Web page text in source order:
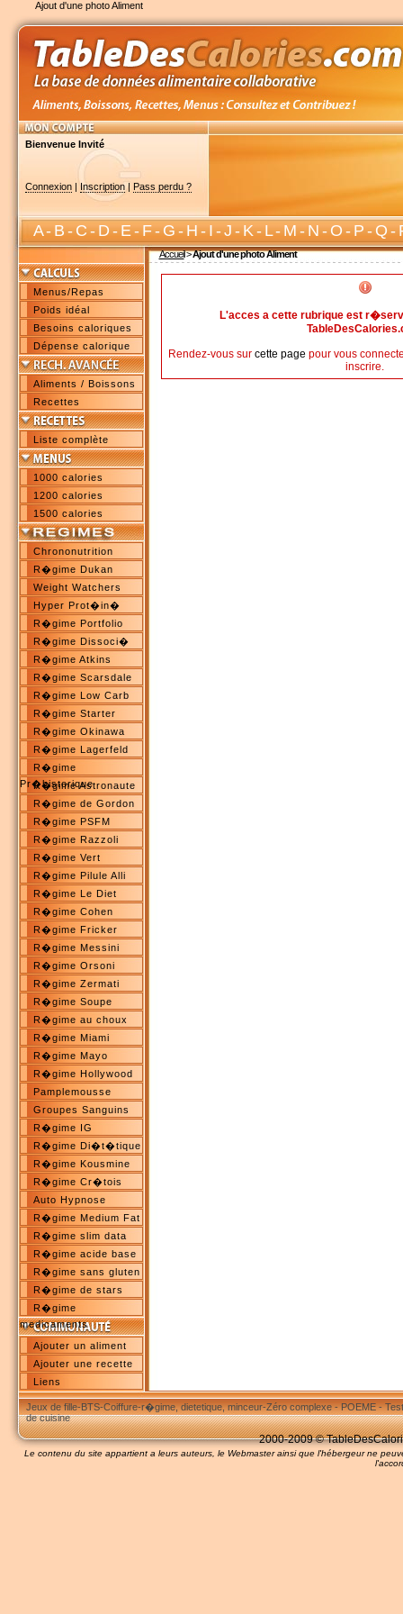
Ajout d'une photo Aliment
Bienvenue Invité
Connexion| Inscription| Pass perdu ?
A-B-C-D-E-F-G-H-I-J-K-L-M-N-O-P-Q-
Accueil>Ajout d'une photo Aliment
Menus/Repas
Poids idéal
Besoins caloriques
Dépense calorique
Aliments / Boissons
Recettes
Liste complète
1000 calories
1200 calories
1500 calories
Chrononutrition
R�gime Dukan
Weight Watchers
Hyper Prot�in�
R�gime Portfolio
R�gime Dissoci�
R�gime Atkins
R�gime Scarsdale
R�gime Low Carb
R�gime Starter
R�gime Okinawa
R�gime Lagerfeld
R�gime
Pr�historique
R�gime Astronaute
R�gime de Gordon
R�gime PSFM
R�gime Razzoli
R�gime Vert
R�gime Pilule Alli
R�gime Le Diet
R�gime Cohen
R�gime Fricker
R�gime Messini
R�gime Orsoni
R�gime Zermati
R�gime Soupe
R�gime au choux
R�gime Miami
R�gime Mayo
R�gime Hollywood
Pamplemousse
Groupes Sanguins
R�gime IG
R�gime Di�t�tique
R�gime Kousmine
R�gime Cr�tois
Auto Hypnose
R�gime Medium Fat
R�gime slim data
R�gime acide base
R�gime sans gluten
R�gime de stars
R�gime
medicaments
Ajouter un aliment
Ajouter une recette
Liens
L'acces a cette rubrique est
Rendez-vous sur cette page pour vous
inscrire.
Jeux de fille-BTS-Coiffure-r�gime, dietetique, minceur-Zéro complexe-POEME-
de cuisine
2000-2009 ©
Le contenu du site appartient a leurs auteurs, le Webmaster ainsi que l'hébergeur ne